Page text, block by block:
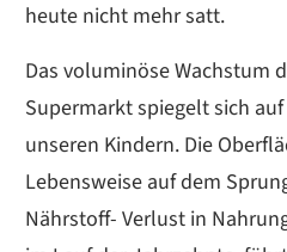
heute nicht mehr satt.
Das voluminöse Wachstum
Supermarkt spiegelt sich
unseren Kindern. Die
Lebensweise auf dem
Nährstoff- Verlust in